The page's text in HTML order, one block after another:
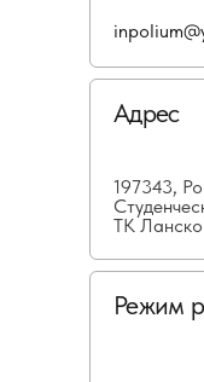
Адрес
197343,
ТК
Режим